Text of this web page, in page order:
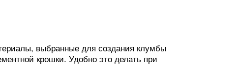
выбранные для создания клумбы
крошки. Удобно это делать при